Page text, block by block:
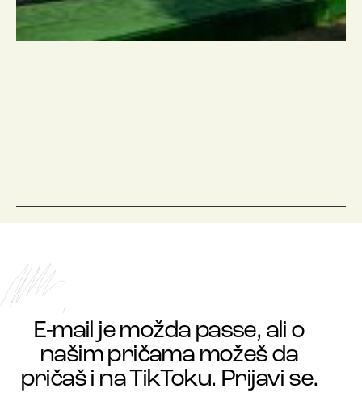
E-mail je možda passe, ali o
našim pričama možeš da
pričaš i na TikToku. Prijavi se.